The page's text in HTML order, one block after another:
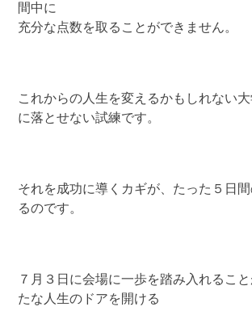
間中に
充分な点数を取ることができません。
これからの人生を変えるかもしれない
に落とせない試練です。
それを成功に導くカギが、たった５日
るのです。
７月３日に会場に一歩を踏み入れるこ
たな人生のドアを開ける